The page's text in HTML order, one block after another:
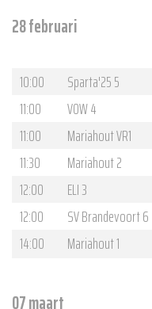
28 februari
10:00 Sparta'25 5
11:00
VOW 4
11:00
Mariahout VR1
11:30
Mariahout 2
12:00
ELI 3
12:00
SV Brandevoort 6
14:00
Mariahout 1
07 maart